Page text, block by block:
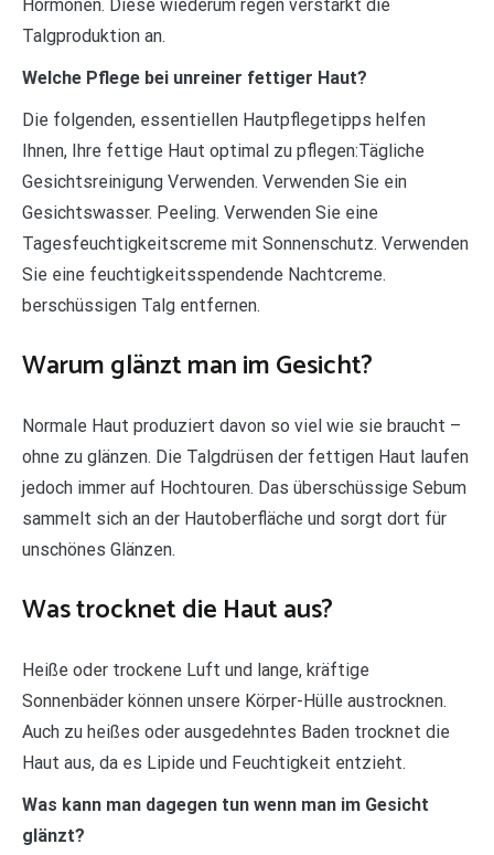
Hormonen. Diese wiederum regen verstärkt die
Talgproduktion an.
Welche Pflege bei unreiner fettiger Haut?
Die folgenden, essentiellen Hautpflegetipps helfen
Ihnen, Ihre fettige Haut optimal zu pflegen:Tägliche
Gesichtsreinigung Verwenden. Verwenden Sie ein
Gesichtswasser. Peeling. Verwenden Sie eine
Tagesfeuchtigkeitscreme mit Sonnenschutz. Verwenden
Sie eine feuchtigkeitsspendende Nachtcreme.
berschüssigen Talg entfernen.
Warum glänzt man im Gesicht?
Normale Haut produziert davon so viel wie sie braucht –
ohne zu glänzen. Die Talgdrüsen der fettigen Haut laufen
jedoch immer auf Hochtouren. Das überschüssige Sebum
sammelt sich an der Hautoberfläche und sorgt dort für
unschönes Glänzen.
Was trocknet die Haut aus?
Heiße oder trockene Luft und lange, kräftige
Sonnenbäder können unsere Körper-Hülle austrocknen.
Auch zu heißes oder ausgedehntes Baden trocknet die
Haut aus, da es Lipide und Feuchtigkeit entzieht.
Was kann man dagegen tun wenn man im Gesicht
glänzt?